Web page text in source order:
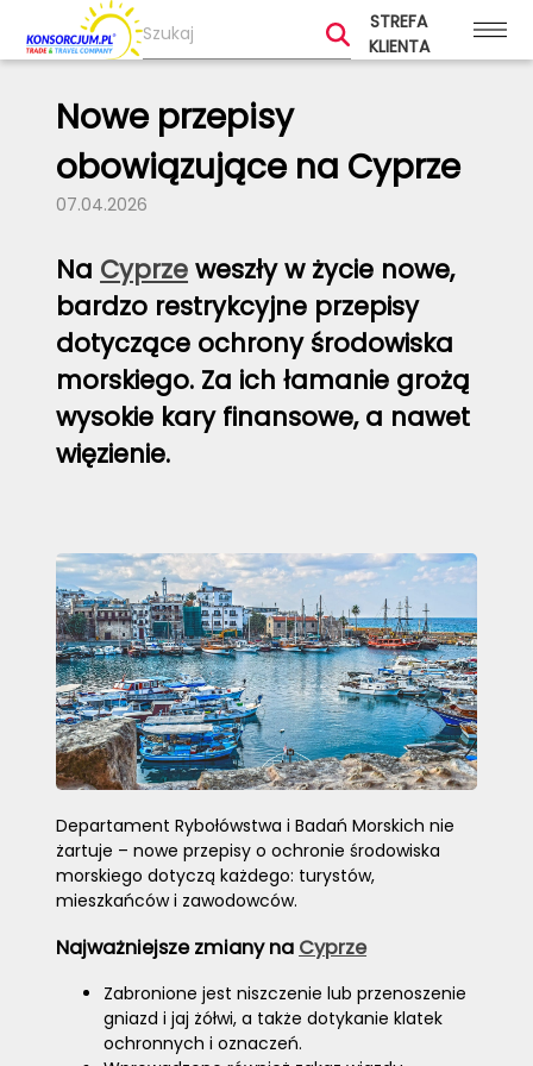
STREFA
KLIENTA
Nowe przepisy
obowiązujące na Cyprze
07.04.2026
Na Cyprze weszły w życie nowe,
bardzo restrykcyjne przepisy
dotyczące ochrony środowiska
morskiego. Za ich łamanie grożą
wysokie kary finansowe, a nawet
więzienie.
Departament Rybołówstwa i Badań Morskich nie
żartuje – nowe przepisy o ochronie środowiska
morskiego dotyczą każdego: turystów,
mieszkańców i zawodowców.
Najważniejsze zmiany na Cyprze
Zabronione jest niszczenie lub przenoszenie
gniazd i jaj żółwi, a także dotykanie klatek
ochronnych i oznaczeń.